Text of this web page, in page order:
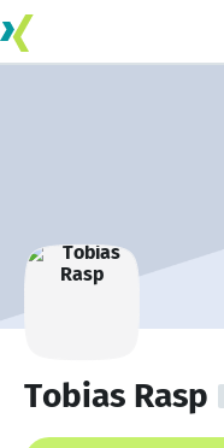
Tobias Rasp